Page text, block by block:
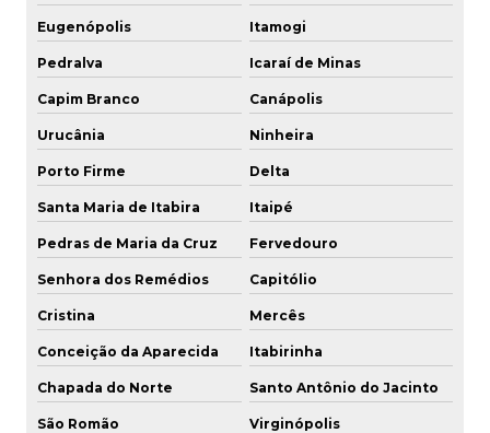
Eugenópolis Itamogi
Pedralva Icaraí de Minas
Capim Branco Canápolis
Urucânia Ninheira
Porto Firme Delta
Santa Maria de Itabira Itaipé
Pedras de Maria da Cruz Fervedouro
Senhora dos Remédios Capitólio
Cristina Mercês
Conceição da Aparecida Itabirinha
Chapada do Norte Santo Antônio do Jacinto
São Romão Virginópolis